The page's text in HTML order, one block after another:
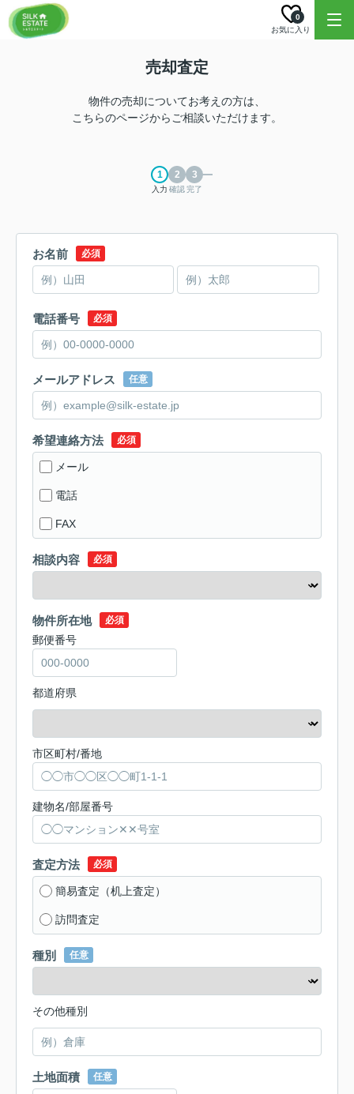
お気に入り
0
売却査定
物件の売却についてお考えの方は、
こちらのページからご相談いただけます。
入力 確認完了
お名前 必須
電話番号 必須
メールアドレス 任意
希望連絡方法 必須
メール
電話
FAX
相談内容 必須
物件所在地 必須
郵便番号
都道府県
市区町村/番地
建物名/部屋番号
査定方法 必須
簡易査定（机上査定）
訪問査定
種別 任意
その他種別
土地面積 任意